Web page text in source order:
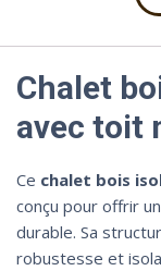
Chalet
avec toit
Ce chalet bois
conçu pour offrir
durable. Sa
robustesse et